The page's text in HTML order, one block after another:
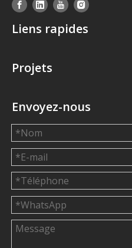
Liens rapides
Projets
Envoyez-nous